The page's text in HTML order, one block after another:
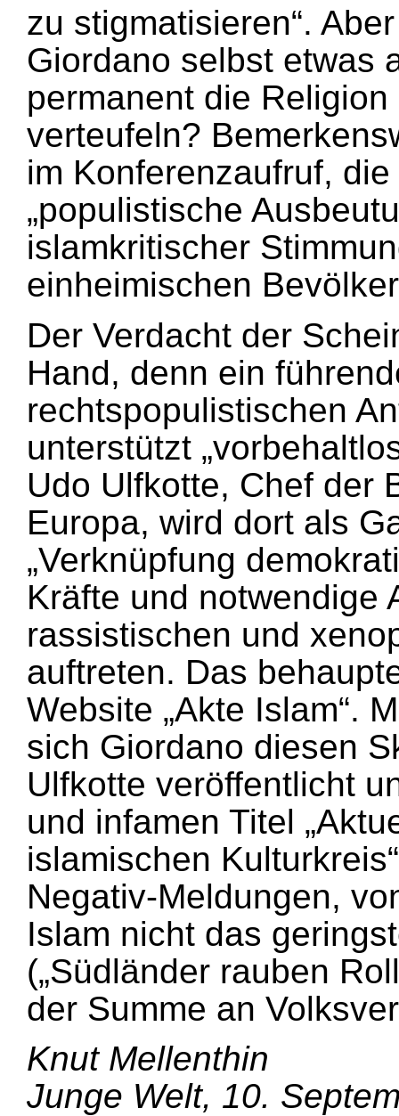
zu stigmatisieren“.
Giordano selbst etwas
permanent die
verteufeln?
im Konferenzaufruf,
„populistische
islamkritischer
einheimischen
Der Verdacht der
Hand, denn ein
rechtspopulistischen
unterstützt
Udo Ulfkotte, Chef der
Europa, wird dort als
„Verknüpfung
Kräfte und notwendige
rassistischen und
auftreten. Das
Website „Akte Islam“.
sich Giordano diesen
Ulfkotte veröffentlicht
und infamen Titel
islamischen
Negativ-Meldungen,
Islam nicht das
(„Südländer rauben
der Summe an
Knut Mellenthin
Junge Welt, 10.